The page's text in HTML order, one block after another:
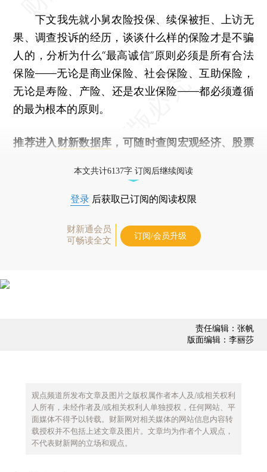
下文我先就小舅农险投保、续保被拒、上访无
果、调查投诉的经历，谈谈什么样的保险才是不骗
人的，分析为什么“最高诚信”原则必须是所有合法
保险——无论是商业保险、社会保险、互助保险，
无论是寿险、产险、还是农业保险——都必须遵循
的最为根本的原则。
推荐进入 财新数据库 ，可随时查阅宏观经济、股票
本文共计6137字 订阅后继续阅读
登录 后获取已订阅的阅读权限
财新通会员
可畅读全文
订阅/会员升级
责任编辑：张帆
版面编辑：李丽莎
观点频道所发布文章及图片之版权属作者本人及/或相关权利
人所有，未经作者及/或相关权利人单独授权，任何网站、平
面媒体不得予以转载。财新网对相关媒体的网站信息内容转
载授权并不包括上述文章及图片。文章均为作者个人观点，
不代表财新网的立场和观点。